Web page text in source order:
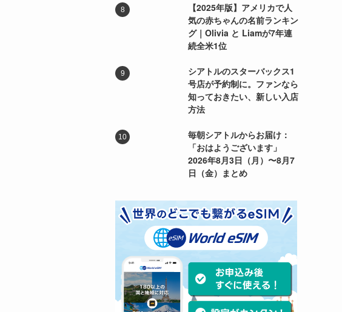
【2025年版】アメリカで人
気の赤ちゃんの名前ランキン
グ｜Olivia と Liamが7年連
続全米1位
シアトルのスターバックス1
号店が予約制に。ファンなら
知っておきたい、新しい入店
方法
毎朝シアトルからお届け：
「おはようございます」
2026年8月3日（月）〜8月7
日（金）まとめ